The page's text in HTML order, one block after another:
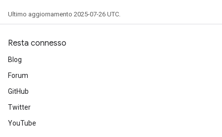
Ultimo aggiornamento 2025-07-26 UTC.
Resta connesso
Blog
Forum
GitHub
Twitter
YouTube